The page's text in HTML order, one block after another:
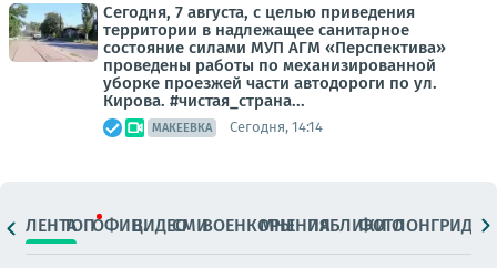
Сегодня, 7 августа, с целью приведения
территории в надлежащее санитарное
состояние силами МУП АГМ «Перспектива»
проведены работы по механизированной
уборке проезжей части автодороги по ул.
Кирова. #чистая_страна...
МАКЕЕВКА Сегодня, 14:14
ЛЕНТАТОПОФИЦ.ВИДЕОСМИВОЕНКОРЫМНЕНИЯПАБЛИКИ
ФОТОЛОНГРИДЫ